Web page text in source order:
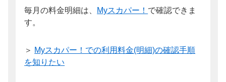
毎月の料金明細は、 Myスカパー！ で確認できま
す。
＞ Myスカパー！での利用料金(明細)の確認手順
を知りたい